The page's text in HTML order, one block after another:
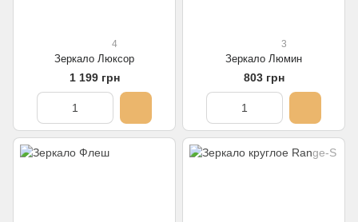
4
Зеркало Люксор
1 199 грн
3
Зеркало Люмин
803 грн